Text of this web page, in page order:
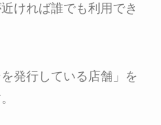
ければ誰でも利用でき
発行している店舗」を